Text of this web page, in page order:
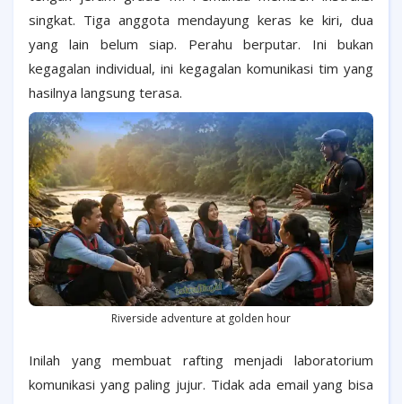
singkat. Tiga anggota mendayung keras ke kiri, dua
yang lain belum siap. Perahu berputar. Ini bukan
kegagalan individual, ini kegagalan komunikasi tim yang
hasilnya langsung terasa.
Riverside adventure at golden hour
Inilah yang membuat rafting menjadi laboratorium
komunikasi yang paling jujur. Tidak ada email yang bisa